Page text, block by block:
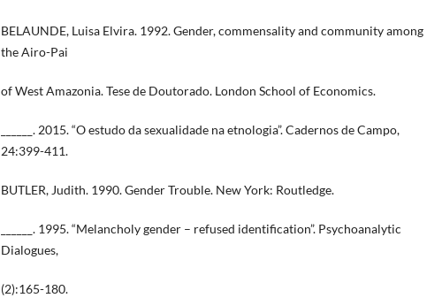
BELAUNDE, Luisa Elvira. 1992. Gender, commensality and community among
the Airo-Pai
of West Amazonia. Tese de Doutorado. London School of Economics.
______. 2015. “O estudo da sexualidade na etnologia”. Cadernos de Campo,
24:399-411.
BUTLER, Judith. 1990. Gender Trouble. New York: Routledge.
______. 1995. “Melancholy gender – refused identification”. Psychoanalytic
Dialogues,
(2):165-180.